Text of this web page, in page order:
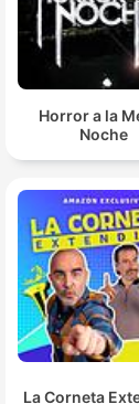
Horror a la
Noche
La Corneta